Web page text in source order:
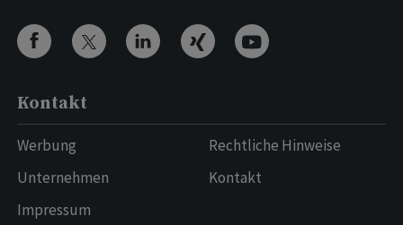
Kontakt
Werbung
Unternehmen
Impressum
Rechtliche Hinweise
Kontakt